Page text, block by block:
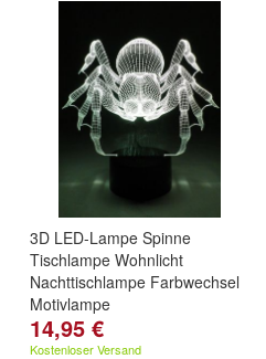
3D LED-Lampe Spinne
Tischlampe Wohnlicht
Nachttischlampe Farbwechsel
Motivlampe
14,95 €
Kostenloser Versand